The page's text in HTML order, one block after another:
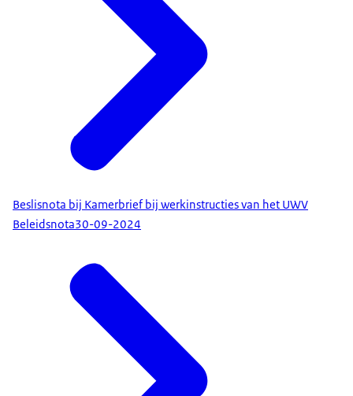
Beslisnota bij Kamerbrief bij werkinstructies van het UWV
Beleidsnota30-09-2024